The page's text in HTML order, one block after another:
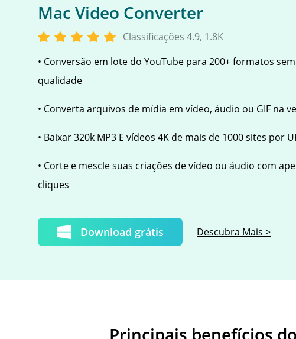
Mac Video Converter
Classificações 4.9, 1.8K
• Conversão em lote do YouTube para 200+ formatos
qualidade
• Converta arquivos de mídia em vídeo, áudio ou GIF na
• Baixar 320k MP3 E vídeos 4K de mais de 1000 sites por
• Corte e mescle suas criações de vídeo ou áudio com
cliques
Download grátis Descubra Mais >
Principais benefícios